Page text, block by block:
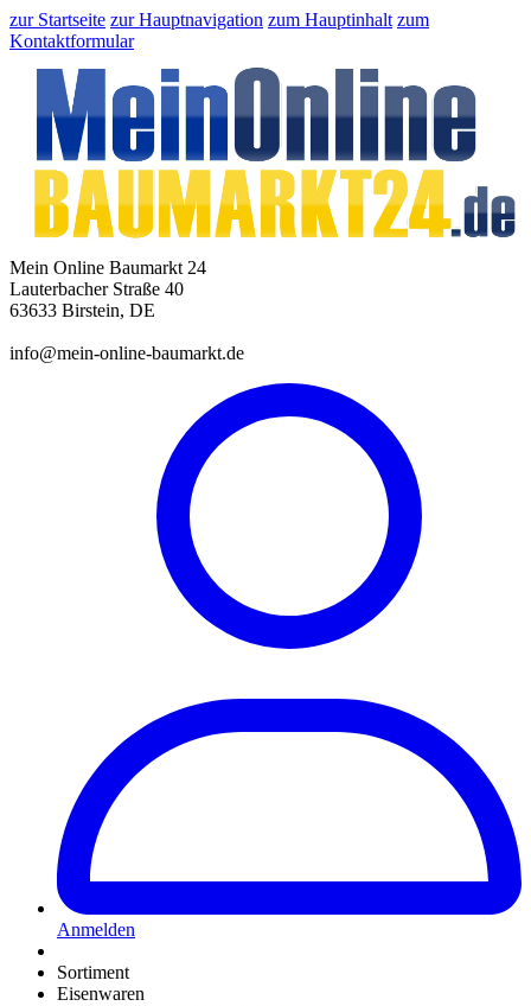
zur Startseite zur Hauptnavigation zum Hauptinhalt zum
Kontaktformular
Mein Online Baumarkt 24
Lauterbacher Straße 40
63633 Birstein, DE
info@mein-online-baumarkt.de
Anmelden
Sortiment
Eisenwaren